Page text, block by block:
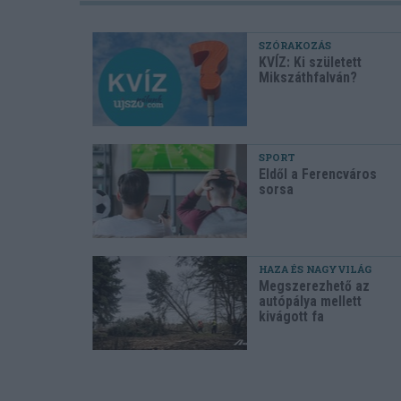
SZÓRAKOZÁS
KVÍZ: Ki született
Mikszáthfalván?
SPORT
Eldől a Ferencváros
sorsa
HAZA ÉS NAGYVILÁG
Megszerezhető az
autópálya mellett
kivágott fa